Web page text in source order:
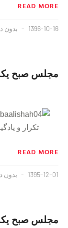
READ MORE
1396-10-16 بدون
مجلس صبح یکشنبه ١-١٢-٩۵
تکرار و
READ MORE
1395-12-01 بدون